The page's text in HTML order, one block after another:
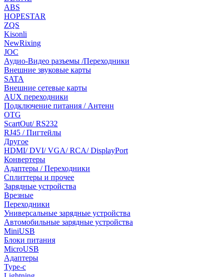
ABS
HOPESTAR
ZQS
Kisonli
NewRixing
JOC
Аудио-Видео разъемы /Переходники
Внешние звуковые карты
SATA
Внешние сетевые карты
AUX переходники
Подключение питания / Антенн
OTG
ScartOut/ RS232
RJ45 / Пигтейлы
Другое
HDMI/ DVI/ VGA/ RCA/ DisplayPort
Конвертеры
Адаптеры / Переходники
Сплиттеры и прочее
Зарядные устройства
Врезные
Переходники
Универсальные зарядные устройства
Автомобильные зарядные устройства
MiniUSB
Блоки питания
MicroUSB
Адаптеры
Type-c